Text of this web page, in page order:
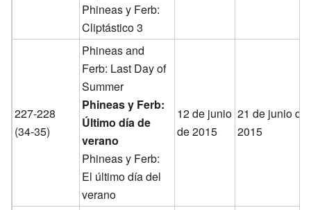
Phineas y Ferb:
Cliptástico 3
227-228
(34-35)
Phineas and
Ferb: Last Day of
Summer
Phineas y Ferb:
Último día de
verano
Phineas y Ferb:
El último día del
verano
12 de junio
de 2015
21 de junio de
2015